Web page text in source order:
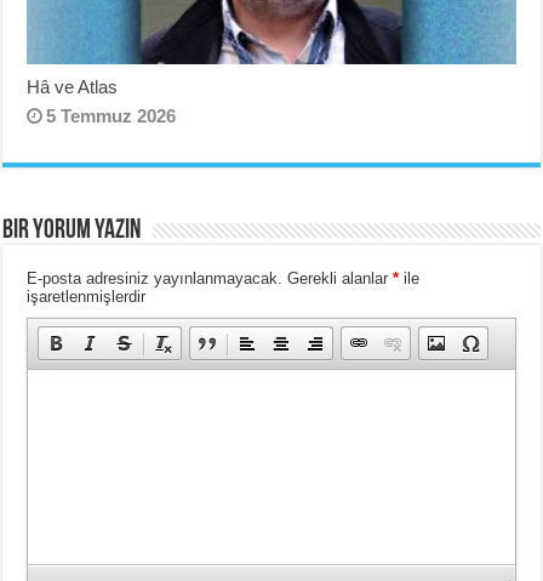
Hâ ve Atlas
5 Temmuz 2026
BIR YORUM YAZIN
E-posta adresiniz yayınlanmayacak. Gerekli alanlar* ile
işaretlenmişlerdir